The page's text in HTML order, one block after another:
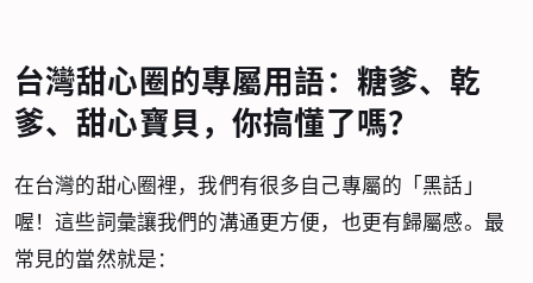
台灣甜心圈的專屬用語：糖爹、乾
爹、甜心寶貝，你搞懂了嗎？
在台灣的甜心圈裡，我們有很多自己專屬的「黑話」
喔！這些詞彙讓我們的溝通更方便，也更有歸屬感。最
常見的當然就是：